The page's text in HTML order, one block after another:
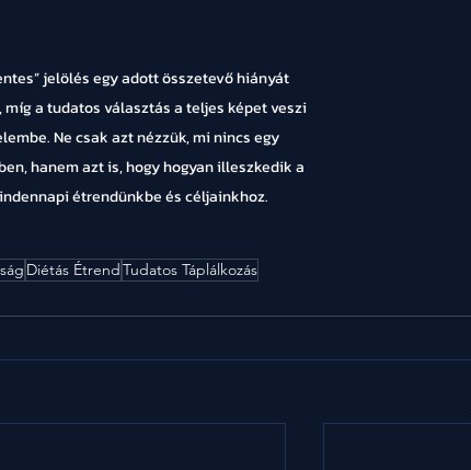
jelölés egy adott összetevő hiányát
a tudatos választás a teljes képet veszi
Ne csak azt nézzük, mi nincs egy
hanem azt is, hogy hogyan illeszkedik a
étrendünkbe és céljainkhoz.
Diétás Étrend Tudatos Táplálkozás